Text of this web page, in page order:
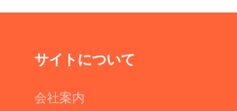
サイトについて
会社案内